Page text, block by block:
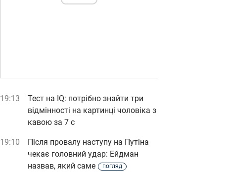
19:13
Тест на IQ: потрібно знайти три
відмінності на картинці чоловіка з
кавою за 7 с
19:10
Після провалу наступу на Путіна
чекає головний удар: Ейдман
назвав, який саме
погляд